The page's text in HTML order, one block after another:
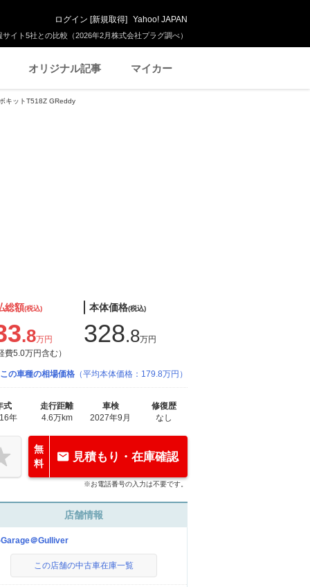
イト5社との比較（2026年2月株式会社プラグ調べ）
ログイン [新規取得] Yahoo! JAPAN
オリジナル記事 マイカー
キットT518Z GReddy
総額(税込)
.8万円
費5.0万円含む）
本体価格(税込)
328.8万円
この車種の相場価格 （平均本体価格：179.8万円）
式
年
走行距離
4.6万km
車検
2027年9月
修復歴
なし
無
料
見積もり・在庫確認
※お電話番号の入力は不要です。
店舗情報
Garage＠Gulliver
この店舗の中古車在庫一覧